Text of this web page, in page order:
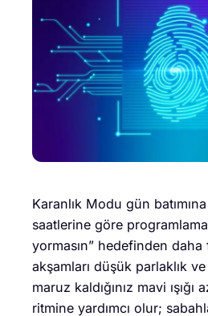
Karanlık Modu gün
saatlerine göre
yormasın” hedefinden daha
akşamları düşük parlaklık
maruz kaldığınız mavi
ritmine yardımcı olur;